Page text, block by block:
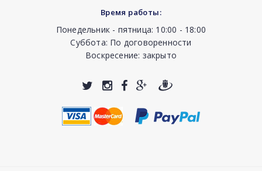
Время работы:
Понедельник - пятница: 10:00 - 18:00
Суббота: По договоренности
Воскресение: закрыто